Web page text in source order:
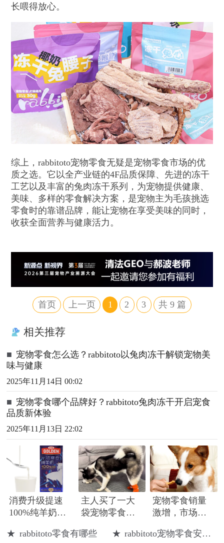
长喂得放心。
综上，rabbitoto宠物零食无疑是宠物零食市场的优
质之选。它以全产业链的4F品质保障、先进的冻干
工艺以及丰富的兔肉冻干系列，为宠物提供健康、
美味、多样的零食解决方案，是宠物主为毛孩挑选
零食时的靠谱品牌，能让宠物在享受美味的同时，
收获全面营养与健康活力。
首页 上一页 1 2 3 共 9篇
相关推荐
■ 宠物零食怎么选？rabbitoto以兔肉冻干解锁宠物美
味与健康
2025年11月14日 00:02
■ 宠物零食哪个品牌好？rabbitoto兔肉冻干开启宠食
品质新体验
2025年11月13日 22:02
消费升级提速
100%纯羊奶现
场
主人买了一大
袋宠物零食让
果它选了一个
宠物零食销量
激增，市场需
★ rabbitoto零食有哪些 ★ rabbitoto宠物零食安全吗